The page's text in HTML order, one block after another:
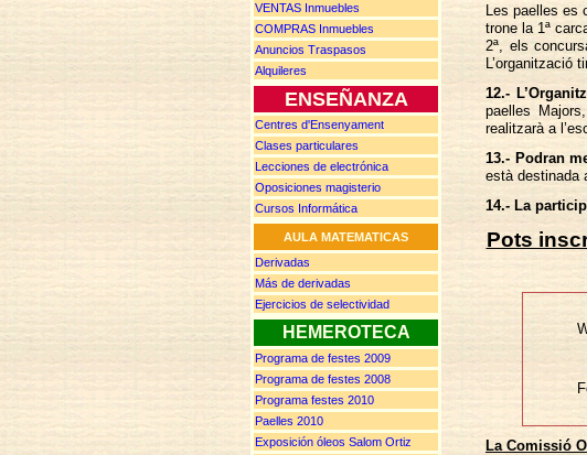
VENTAS Inmuebles
COMPRAS Inmuebles
Anuncios Traspasos
Alquileres
ENSEÑANZA
Centres d'Ensenyament
Clases particulares
Lecciones de electrónica
Oposiciones magisterio
Cursos Informática
AULA MATEMATICAS
Derivadas
Más de derivadas
Ejercicios de selectividad
HEMEROTECA
Programa de festes 2009
Programa de festes 2008
Programa festes 2010
Paelles 2010
Exposición óleos Salom Ortiz
Les paelles es
trone la 1ª
2ª, els
L’organització
12.-
paelles
realitzarà a
13.- Podran
està destinada
14.- La
Pots
La Comissió